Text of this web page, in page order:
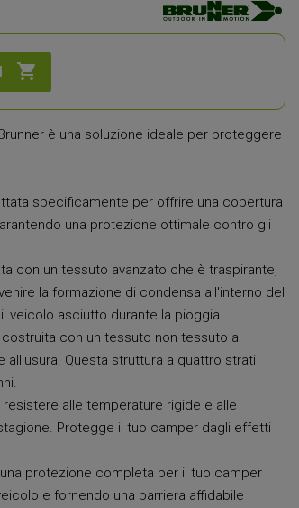

è una soluzione ideale per proteggere
specificamente per offrire una copertura
una protezione ottimale contro gli
con un tessuto avanzato che è traspirante,
la formazione di condensa all'interno del
veicolo asciutto durante la pioggia.
con un tessuto non tessuto a
Questa struttura a quattro strati
alle temperature rigide e alle
Protegge il tuo camper dagli effetti
protezione completa per il tuo camper
e fornendo una barriera affidabile